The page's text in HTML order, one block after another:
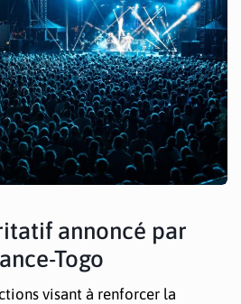
annoncé par
Togo
visant à renforcer la